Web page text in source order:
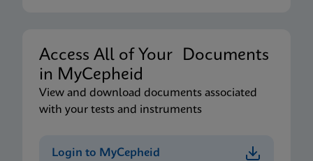
Access All of Your Documents
in MyCepheid
View and download documents associated
with your tests and instruments
Login to MyCepheid